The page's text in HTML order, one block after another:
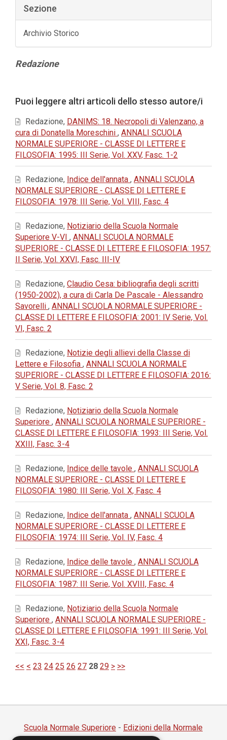
Sezione
Archivio Storico
Contenuto
Redazione
dell'articolo
Puoi leggere altri articoli dello stesso autore/i
Redazione, DANIMS: 18. Necropoli di Valenzano, a
cura di Donatella Moreschini , ANNALI SCUOLA
NORMALE SUPERIORE - CLASSE DI LETTERE E
FILOSOFIA: 1995: III Serie, Vol. XXV, Fasc. 1-2
Redazione, Indice dell'annata , ANNALI SCUOLA
NORMALE SUPERIORE - CLASSE DI LETTERE E
FILOSOFIA: 1978: III Serie, Vol. VIII, Fasc. 4
Redazione, Notiziario della Scuola Normale
Superiore V-VI , ANNALI SCUOLA NORMALE
SUPERIORE - CLASSE DI LETTERE E FILOSOFIA: 1957:
II Serie, Vol. XXVI, Fasc. III-IV
Redazione, Claudio Cesa: bibliografia degli scritti
(1950-2002), a cura di Carla De Pascale - Alessandro
Savorelli , ANNALI SCUOLA NORMALE SUPERIORE -
CLASSE DI LETTERE E FILOSOFIA: 2001: IV Serie, Vol.
VI, Fasc. 2
Redazione, Notizie degli allievi della Classe di
Lettere e Filosofia , ANNALI SCUOLA NORMALE
SUPERIORE - CLASSE DI LETTERE E FILOSOFIA: 2016:
V Serie, Vol. 8, Fasc. 2
Redazione, Notiziario della Scuola Normale
Superiore , ANNALI SCUOLA NORMALE SUPERIORE -
CLASSE DI LETTERE E FILOSOFIA: 1993: III Serie, Vol.
XXIII, Fasc. 3-4
Redazione, Indice delle tavole , ANNALI SCUOLA
NORMALE SUPERIORE - CLASSE DI LETTERE E
FILOSOFIA: 1980: III Serie, Vol. X, Fasc. 4
Redazione, Indice dell'annata , ANNALI SCUOLA
NORMALE SUPERIORE - CLASSE DI LETTERE E
FILOSOFIA: 1974: III Serie, Vol. IV, Fasc. 4
Redazione, Indice delle tavole , ANNALI SCUOLA
NORMALE SUPERIORE - CLASSE DI LETTERE E
FILOSOFIA: 1987: III Serie, Vol. XVIII, Fasc. 4
Redazione, Notiziario della Scuola Normale
Superiore , ANNALI SCUOLA NORMALE SUPERIORE -
CLASSE DI LETTERE E FILOSOFIA: 1991: III Serie, Vol.
XXI, Fasc. 3-4
<< < 23 24 25 26 27 28 29 > >>
Scuola Normale Superiore - Edizioni della Normale